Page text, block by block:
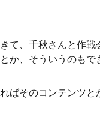
て、千秋さんと作戦
か、そういうのもで
ばそのコンテンツと